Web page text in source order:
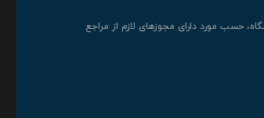
حسب مورد دارای مجوزهای لازم از مراجع